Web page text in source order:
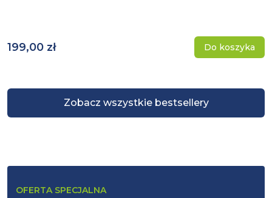
Zobacz wszystkie bestsellery
199,00 zł Do koszyka
OFERTA SPECJALNA